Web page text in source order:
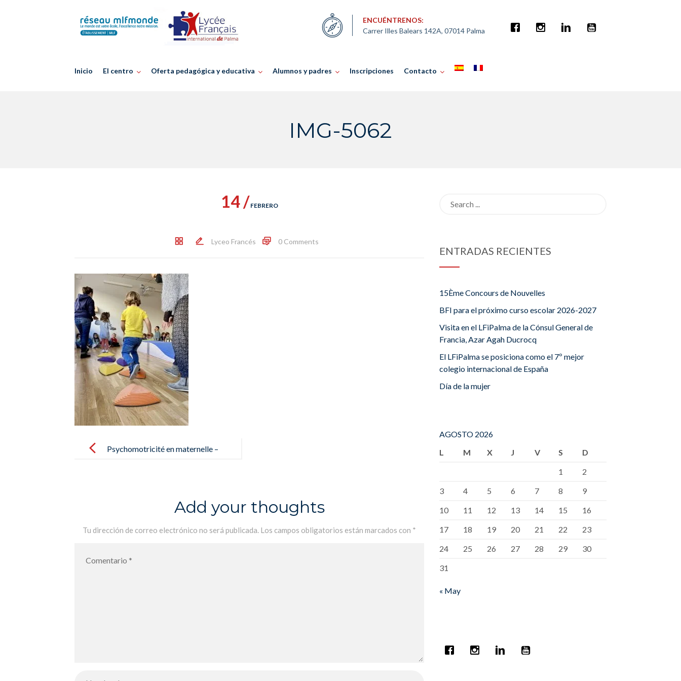
ENCUÉNTRENOS:
Carrer Illes Balears 142A, 07014 Palma
Inicio El centro Oferta pedagógica y educativa Alumnos y padres Inscripciones Contacto
IMG-5062
14 / FEBRERO
Lyceo Francés 0 Comments
navigationPsychomotricité en maternelle –
Add your thoughts
Tu dirección de correo electrónico no será publicada. Los campos obligatorios están marcados con *
ENTRADAS RECIENTES
15Ème Concours de Nouvelles
BFI para el próximo curso escolar 2026-2027
Visita en el LFiPalma de la Cónsul General de
Francia, Azar Agah Ducrocq
El LFiPalma se posiciona como el 7º mejor
colegio internacional de España
Día de la mujer
AGOSTO 2026
L
M X J V S
D
1
2
3
4 5 6 7 8
9
10
11 12 13 14 15
16
17
18 19 20 21 22
23
24
25 26 27 28 29
30
31
« May